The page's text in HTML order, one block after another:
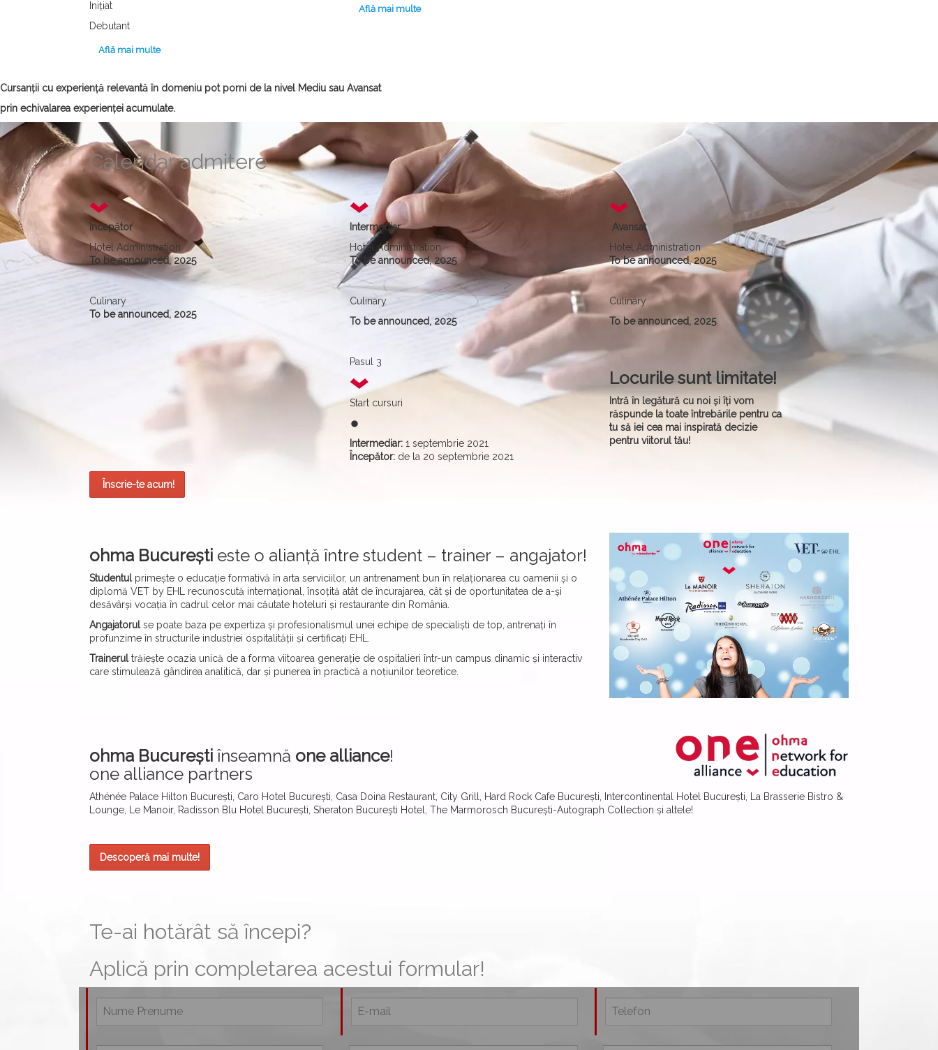
Inițiat
Debutant
Află mai multe
Află mai multe
Cursanții cu experiență relevantă în domeniu pot porni de la nivel Mediu sau Avansat
prin echivalarea experienței acumulate.
Calendar admitere
Începător
Hotel Administration
To be announced, 2025
Culinary
To be announced, 2025
Intermediar
Hotel Administration
To be announced, 2025
Culinary
To be announced, 2025
Avansat
Hotel Administration
To be announced, 2025
Culinary
To be announced, 2025
Pasul 3
Start cursuri
fiber_manual_record
Intermediar:1 septembrie 2021
Începător:de la 20 septembrie 2021
Locurile sunt limitate!
Intră în legătură cu noi și îți vom
răspunde la toate întrebările pentru ca
tu să iei cea mai inspirată decizie
pentru viitorul tău!
Înscrie-te acum!
ohma București este o alianță între student – trainer – angajator!
Studentul primește o educație formativă în arta serviciilor, un antrenament bun în relaționarea cu oamenii și o
diplomă VET by EHL recunoscută internațional, însoțită atât de încurajarea, cât și de oportunitatea de a-și
desăvârși vocația în cadrul celor mai căutate hoteluri și restaurante din România.
Angajatorul se poate baza pe expertiza și profesionalismul unei echipe de specialiști de top, antrenați în
profunzime în structurile industriei ospitalității și certificați EHL.
Trainerul trăiește ocazia unică de a forma viitoarea generație de ospitalieri într-un campus dinamic și interactiv
care stimulează gândirea analitică, dar și punerea în practică a noțiunilor teoretice.
ohma București înseamnă one alliance!
one alliance partners
Athénée Palace Hilton București, Caro Hotel București, Casa Doina Restaurant, City Grill, Hard Rock Cafe București, Intercontinental Hotel București, La Brasserie Bistro &
Lounge, Le Manoir, Radisson Blu Hotel București, Sheraton București Hotel, The Marmorosch București-Autograph Collection și altele!
Descoperă mai multe!
Te-ai hotărât să începi?
Aplică prin completarea acestui formular!